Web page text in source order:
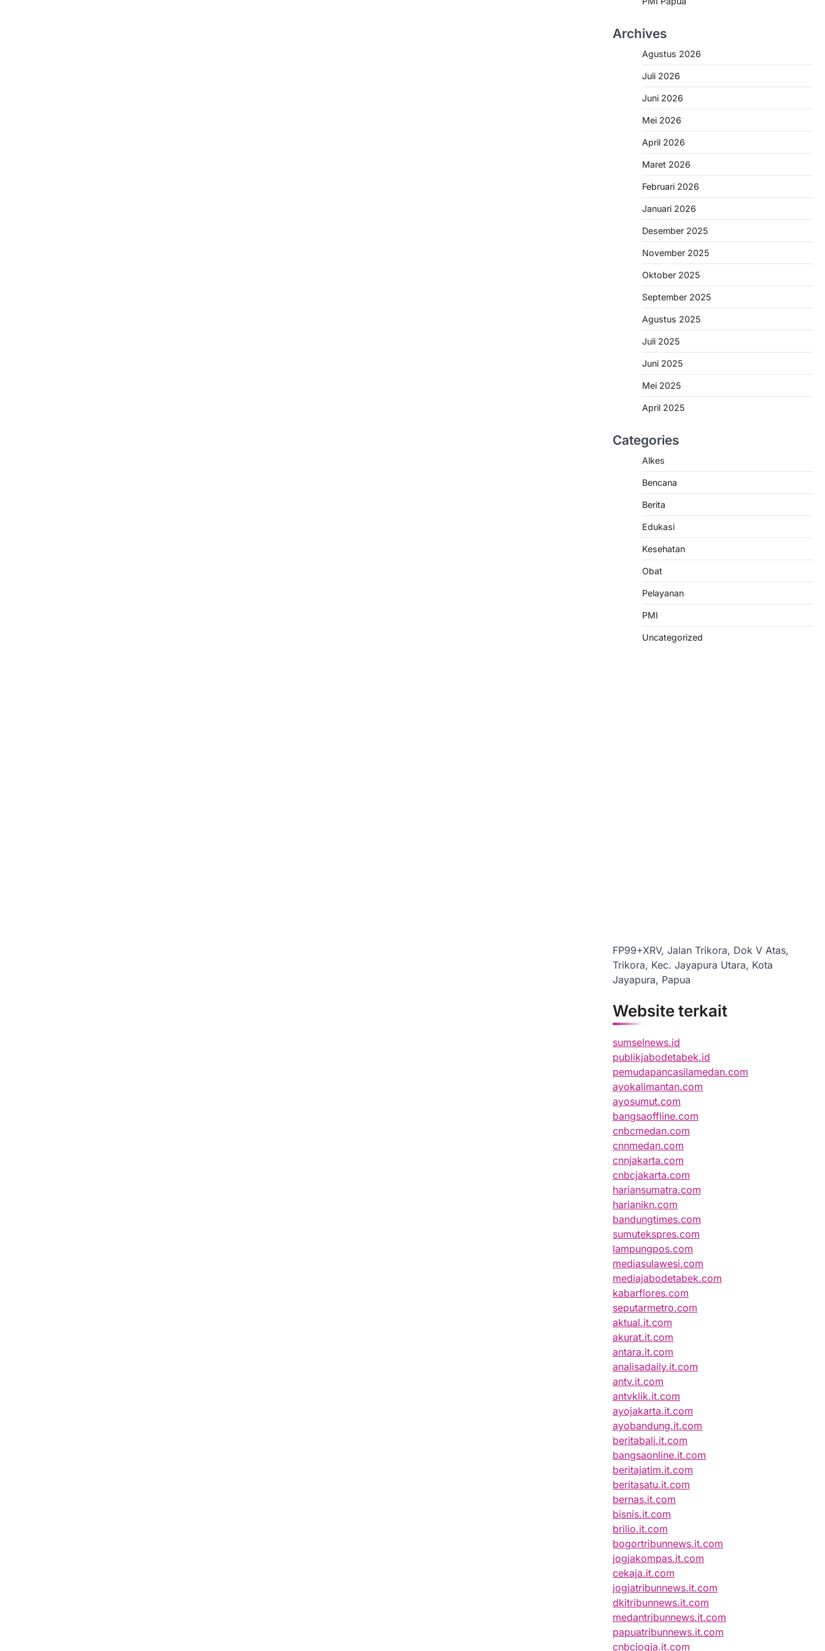
Archives
Agustus 2026
Juli 2026
Juni 2026
Mei 2026
April 2026
Maret 2026
Februari 2026
Januari 2026
Desember 2025
November 2025
Oktober 2025
September 2025
Agustus 2025
Juli 2025
Juni 2025
Mei 2025
April 2025
Categories
Alkes
Bencana
Berita
Edukasi
Kesehatan
Obat
Pelayanan
PMI
Uncategorized
FP99+XRV, Jalan Trikora, Dok V Atas,
Trikora, Kec. Jayapura Utara, Kota
Jayapura, Papua
Website terkait
sumselnews.id
publikjabodetabek.id
pemudapancasilamedan.com
ayokalimantan.com
ayosumut.com
bangsaoffline.com
cnbcmedan.com
cnnmedan.com
cnnjakarta.com
cnbcjakarta.com
hariansumatra.com
harianikn.com
bandungtimes.com
sumutekspres.com
lampungpos.com
mediasulawesi.com
mediajabodetabek.com
kabarflores.com
seputarmetro.com
aktual.it.com
akurat.it.com
antara.it.com
analisadaily.it.com
antv.it.com
antvklik.it.com
ayojakarta.it.com
ayobandung.it.com
beritabali.it.com
bangsaonline.it.com
beritajatim.it.com
beritasatu.it.com
bernas.it.com
bisnis.it.com
brilio.it.com
bogortribunnews.it.com
jogjakompas.it.com
cekaja.it.com
jogjatribunnews.it.com
dkitribunnews.it.com
medantribunnews.it.com
papuatribunnews.it.com
cnbcjogja.it.com